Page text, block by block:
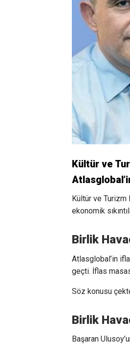
Kültür ve
Kültür ve Turizm
ekonomik
Birlik
Atlasglobal’in
geçti. İflas
Söz konusu
Birlik
Başaran